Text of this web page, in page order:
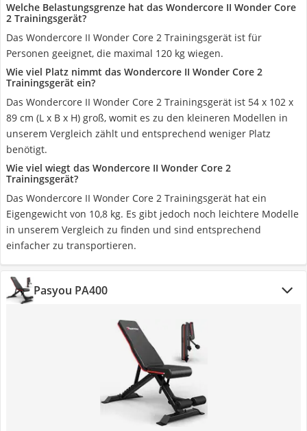
Welche Belastungsgrenze hat das Wondercore II Wonder Core
2 Trainingsgerät?
Das Wondercore II Wonder Core 2 Trainingsgerät ist für
Personen geeignet, die maximal 120 kg wiegen.
Wie viel Platz nimmt das Wondercore II Wonder Core 2
Trainingsgerät ein?
Das Wondercore II Wonder Core 2 Trainingsgerät ist 54 x 102 x
89 cm (L x B x H) groß, womit es zu den kleineren Modellen in
unserem Vergleich zählt und entsprechend weniger Platz
benötigt.
Wie viel wiegt das Wondercore II Wonder Core 2
Trainingsgerät?
Das Wondercore II Wonder Core 2 Trainingsgerät hat ein
Eigengewicht von 10,8 kg. Es gibt jedoch noch leichtere Modelle
in unserem Vergleich zu finden und sind entsprechend
einfacher zu transportieren.
Pasyou PA400